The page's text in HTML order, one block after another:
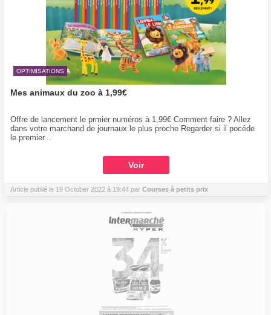
OPTIMISATIONS
Mes animaux du zoo à 1,99€
Offre de lancement le prmier numéros à 1,99€ Comment faire ? Allez
dans votre marchand de journaux le plus proche Regarder si il pocéde
le premier...
Voir
Article publié le 19 October 2022 à 19:44 par Courses à petits prix